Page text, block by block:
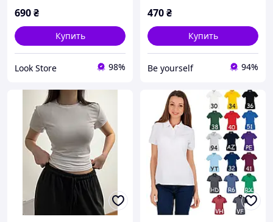
690₴
Купить
Look Store 98%
470₴
Купить
Be yourself 94%